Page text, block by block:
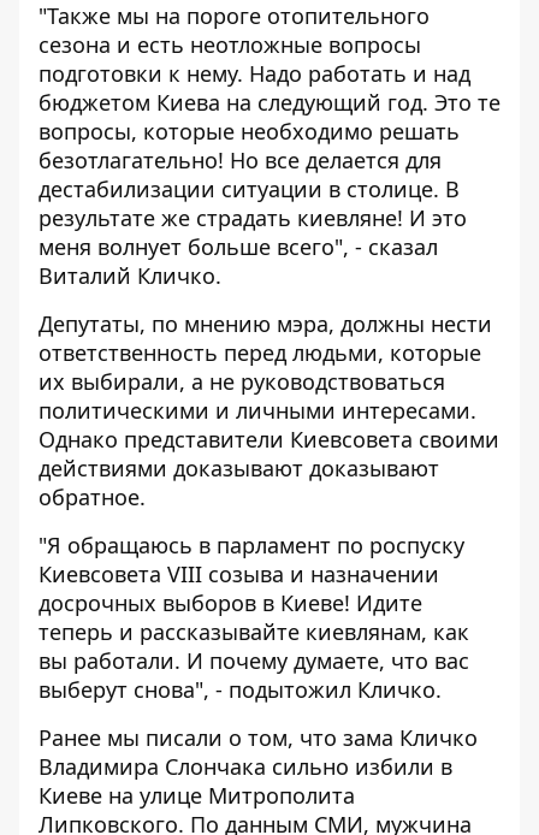
"Также мы на пороге отопительного
сезона и есть неотложные вопросы
подготовки к нему. Надо работать и над
бюджетом Киева на следующий год. Это те
вопросы, которые необходимо решать
безотлагательно! Но все делается для
дестабилизации ситуации в столице. В
результате же страдать киевляне! И это
меня волнует больше всего", - сказал
Виталий Кличко.
Депутаты, по мнению мэра, должны нести
ответственность перед людьми, которые
их выбирали, а не руководствоваться
политическими и личными интересами.
Однако представители Киевсовета своими
действиями доказывают доказывают
обратное.
"Я обращаюсь в парламент по роспуску
Киевсовета VIII созыва и назначении
досрочных выборов в Киеве! Идите
теперь и рассказывайте киевлянам, как
вы работали. И почему думаете, что вас
выберут снова", - подытожил Кличко.
Ранее мы писали о том, что зама Кличко
Владимира Слончака сильно избили в
Киеве на улице Митрополита
Липковского. По данным СМИ, мужчина